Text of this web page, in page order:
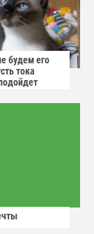
будем его
тока